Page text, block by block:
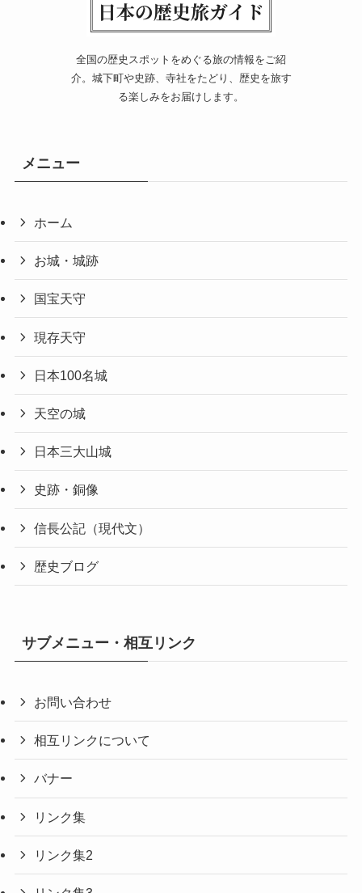
全国の歴史スポットをめぐる旅の情報をご紹
介。城下町や史跡、寺社をたどり、歴史を旅す
る楽しみをお届けします。
メニュー
ホーム
お城・城跡
国宝天守
現存天守
日本100名城
天空の城
日本三大山城
史跡・銅像
信長公記（現代文）
歴史ブログ
サブメニュー・相互リンク
お問い合わせ
相互リンクについて
バナー
リンク集
リンク集2